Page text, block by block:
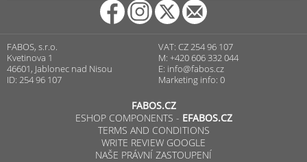
FABOS, s.r.o.
Kvetinova 1
46601, Jablonec nad Nisou
ID: 254 96 107
VAT: CZ 254 96 107
M: +420 606 332 044
E: info@fabos.cz
Marketing info: 0
FABOS.CZ
ESHOP COMPONENTS - EFABOS.CZ
TERMS AND CONDITIONS
WRITE REVIEW GOOGLE
NAŠE PRÁVNÍ ZASTOUPENÍ